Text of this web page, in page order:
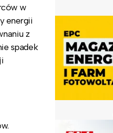
w
energii
z
spadek